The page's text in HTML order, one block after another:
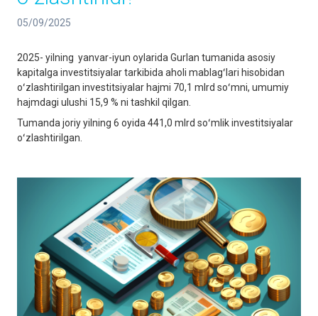
05/09/2025
2025- yilning yanvar-iyun oylarida Gurlan tumanida asosiy
kapitalga investitsiyalar tarkibida aholi mablagʻlari hisobidan
oʻzlashtirilgan investitsiyalar hajmi 70,1 mlrd soʻmni, umumiy
hajmdagi ulushi 15,9 % ni tashkil qilgan.
Tumanda joriy yilning 6 oyida 441,0 mlrd soʻmlik investitsiyalar
oʻzlashtirilgan.